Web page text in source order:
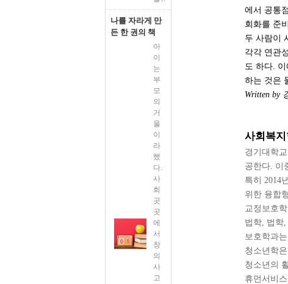
나를 자라게 만
든 한 권의 책
아
이
는
부
모
의
거
울
이
라
했
다.
사
회
곳
곳
에
서
창
의
사
고
에서 공통
회화를 준
두 사람이
각각 연관
도 하다.
하는 것은
Written by
사회복
경기대학
공한다. 이
특히 2014
위한 융합
교정보호
법학, 법학
보호학과
청소년학
청소년의
휴먼서비